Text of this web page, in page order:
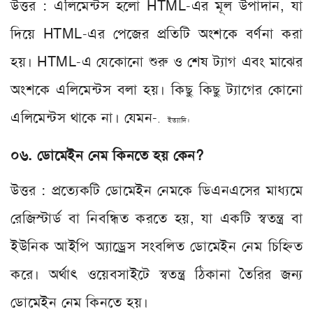
উত্তর : এলিমেন্টস হলো HTML-এর মূল উপাদান, যা
দিয়ে HTML-এর পেজের প্রতিটি অংশকে বর্ণনা করা
হয়। HTML-এ যেকোনো শুরু ও শেষ ট্যাগ এবং মাঝের
অংশকে এলিমেন্টস বলা হয়। কিছু কিছু ট্যাগের কোনো
এলিমেন্টস থাকে না। যেমন-, ইত্যাদি।
০৬. ডোমেইন নেম কিনতে হয় কেন?
উত্তর : প্রত্যেকটি ডোমেইন নেমকে ডিএনএসের মাধ্যমে
রেজিস্টার্ড বা নিবন্ধিত করতে হয়, যা একটি স্বতন্ত্র বা
ইউনিক আইপি অ্যাড্রেস সংবলিত ডোমেইন নেম চিহ্নিত
করে। অর্থাৎ ওয়েবসাইটে স্বতন্ত্র ঠিকানা তৈরির জন্য
ডোমেইন নেম কিনতে হয়।